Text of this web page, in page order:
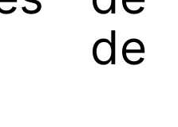
de